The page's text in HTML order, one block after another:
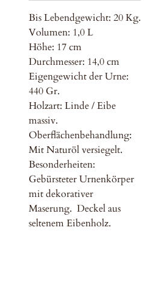
Bis Lebendgewicht: 20 Kg.
Volumen: 1,0 L
Höhe: 17 cm
Durchmesser: 14,0 cm
Eigengewicht der Urne:
440 Gr.
Holzart: Linde / Eibe
massiv.
Oberflächenbehandlung:
Mit Naturöl versiegelt.
Besonderheiten:
Gebürsteter Urnenkörper
mit dekorativer
Maserung. Deckel aus
seltenem Eibenholz.